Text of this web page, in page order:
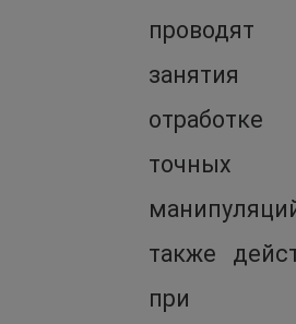
проводят
занятия
отработке
точных
также
при